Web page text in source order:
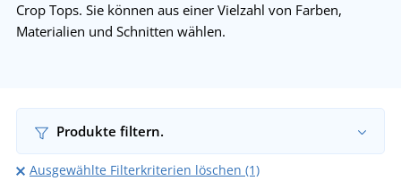
Crop Tops. Sie können aus einer Vielzahl von Farben,
Materialien und Schnitten wählen.
Produkte filtern.
Ausgewählte Filterkriterien löschen (1)